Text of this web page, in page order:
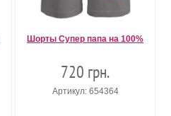
Шорты Супер папа на 100%
720 грн.
Артикул: 654364